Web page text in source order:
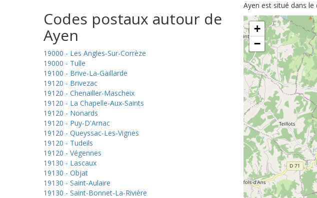
Codes postaux autour de
Ayen
19000 - Les Angles-Sur-Corrèze
19000 - Tulle
19100 - Brive-La-Gaillarde
19120 - Brivezac
19120 - Chenailler-Mascheix
19120 - La Chapelle-Aux-Saints
19120 - Nonards
19120 - Puy-D'Arnac
19120 - Queyssac-Les-Vignes
19120 - Tudeils
19120 - Végennes
19130 - Lascaux
19130 - Objat
19130 - Saint-Aulaire
19130 - Saint-Bonnet-La-Rivière
Ayen est situé dans
+
−